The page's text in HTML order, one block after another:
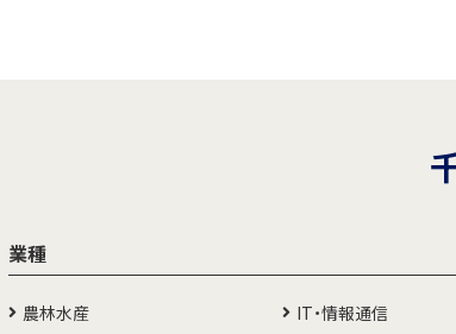
業種
農林水産 IT・情報通信